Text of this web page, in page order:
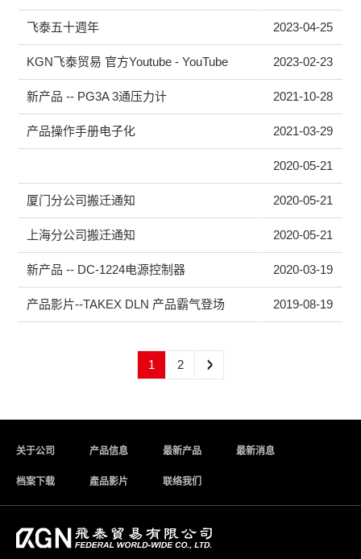
飞泰五十週年 2023-04-25
KGN飞泰贸易 官方Youtube - YouTube 2023-02-23
新产品 -- PG3A 3通压力计 2021-10-28
产品操作手册电子化 2021-03-29
2020-05-21
厦门分公司搬迁通知 2020-05-21
上海分公司搬迁通知 2020-05-21
新产品 -- DC-1224电源控制器 2020-03-19
产品影片--TAKEX DLN 产品霸气登场 2019-08-19
1 2
关于公司 产品信息 最新产品 最新消息
档案下载 產品影片 联络我们